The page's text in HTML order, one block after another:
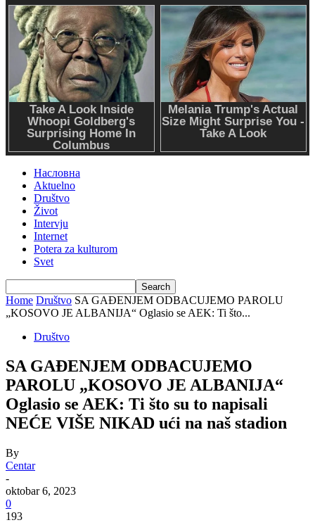
Насловна
Aktuelno
Društvo
Život
Intervju
Internet
Potera za kulturom
Svet
Home Društvo SA GAĐENJEM ODBACUJEMO PAROLU
„KOSOVO JE ALBANIJA“ Oglasio se AEK: Ti što...
Društvo
SA GAĐENJEM ODBACUJEMO
PAROLU „KOSOVO JE ALBANIJA“
Oglasio se AEK: Ti što su to napisali
NEĆE VIŠE NIKAD ući na naš stadion
By
Centar
-
oktobar 6, 2023
0
193